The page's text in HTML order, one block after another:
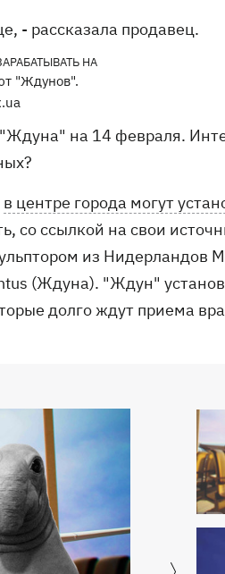
- рассказала продавец.
"Ждунов".
на 14 февраля.
в центре города могут
со ссылкой на свои
из Нидерландов
(Ждуна). "Ждун"
долго ждут приема